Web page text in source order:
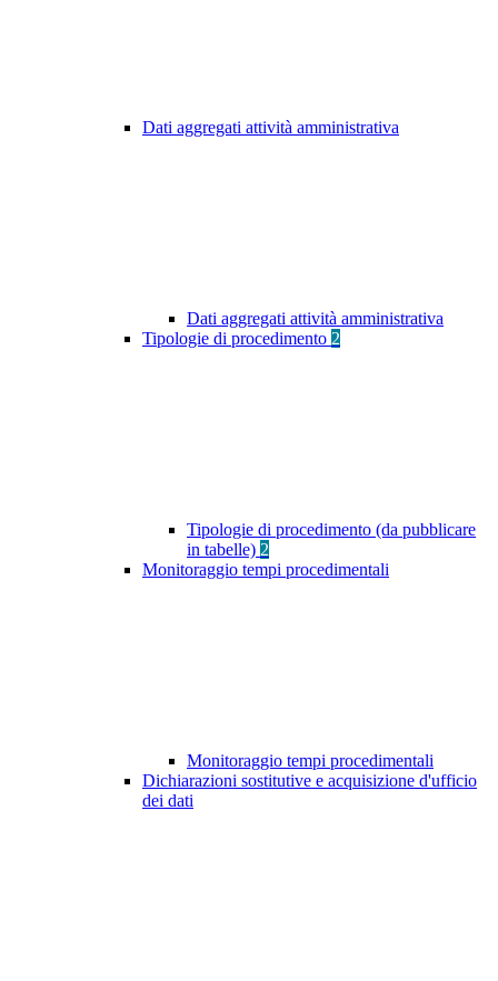
Dati aggregati attività amministrativa
Dati aggregati attività amministrativa
Tipologie di procedimento 2
Tipologie di procedimento (da pubblicare
in tabelle) 2
Monitoraggio tempi procedimentali
Monitoraggio tempi procedimentali
Dichiarazioni sostitutive e acquisizione d'ufficio
dei dati